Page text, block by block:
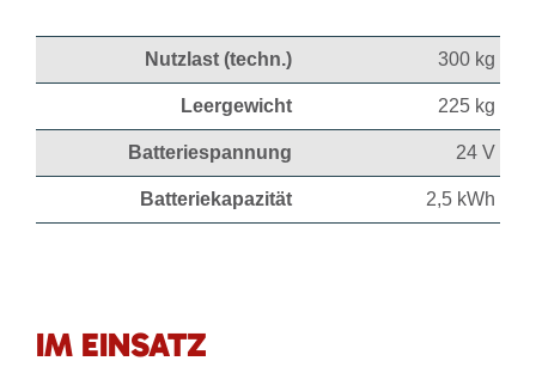
Nutzlast (techn.) 300 kg
Leergewicht 225 kg
Batteriespannung 24 V
Batteriekapazität 2,5 kWh
IM EINSATZ